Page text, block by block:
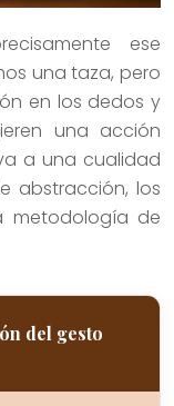
ese
una taza, pero
en los dedos y
una acción
a una cualidad
abstracción, los
metodología de
del gesto